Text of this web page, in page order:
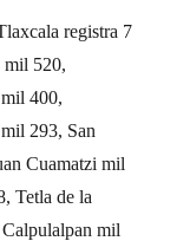
registra 7
mil 520,
400,
293, San
Cuamatzi mil
Tetla de la
mil